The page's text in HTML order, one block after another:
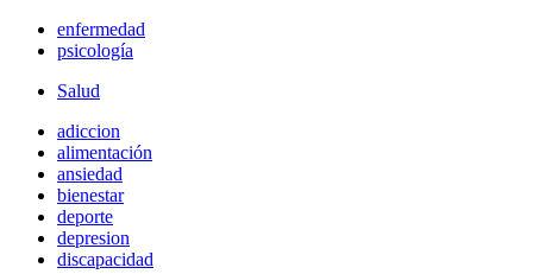
enfermedad
psicología
Salud
adiccion
alimentación
ansiedad
bienestar
deporte
depresion
discapacidad